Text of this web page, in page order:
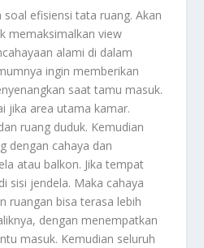
soal efisiensi tata ruang. Akan
memaksimalkan view
alami di dalam
ingin memberikan
saat tamu masuk.
jika area utama kamar.
ruang duduk. Kemudian
dengan cahaya dan
atau balkon. Jika tempat
sisi jendela. Maka cahaya
ruangan bisa terasa lebih
dengan menempatkan
masuk. Kemudian seluruh